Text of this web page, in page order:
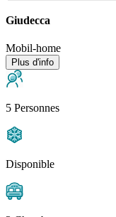
Giudecca
Mobil-home
Plus d'info
5 Personnes
Disponible